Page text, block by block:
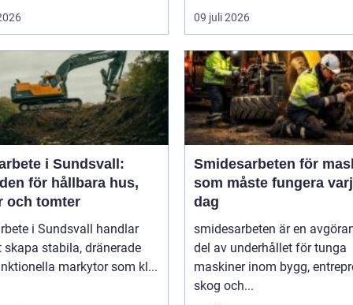
09 juli 2026
i Sundsvall:
för hållbara hus,
och tomter
i Sundsvall handlar
skapa stabila, dränerade
markytor som kl...
Smidesarbeten för
som måste fungera
dag
smidesarbeten är en
del av underhållet för tunga
maskiner inom bygg,
skog och...